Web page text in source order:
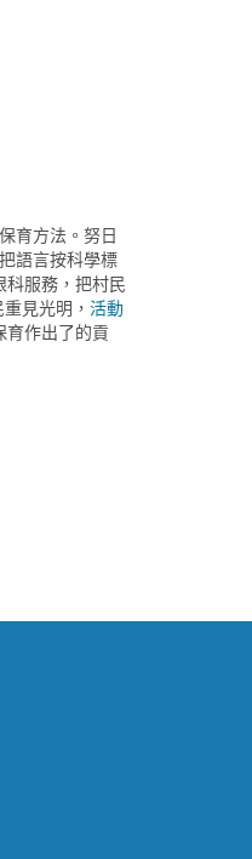
育方法。努日
語言按科學標
服務，把村民
見光明， 活動
育作出了的貢